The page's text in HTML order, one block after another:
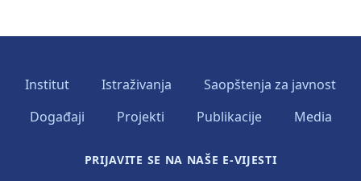
Institut Istraživanja
Saopštenja za javnost
Događaji
Projekti Publikacije Media
PRIJAVITE SE NA NAŠE E-VIJESTI